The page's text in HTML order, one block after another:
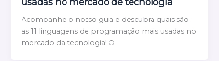
Acompanhe o nosso guia e descubra quais são
as 11 linguagens de programação mais usadas no
mercado da tecnologia! O